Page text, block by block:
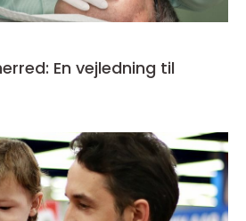
En vejledning til